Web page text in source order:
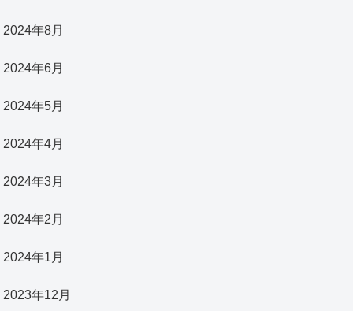
2024年8月
2024年6月
2024年5月
2024年4月
2024年3月
2024年2月
2024年1月
2023年12月